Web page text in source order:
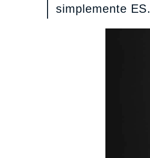
simplemente ES.